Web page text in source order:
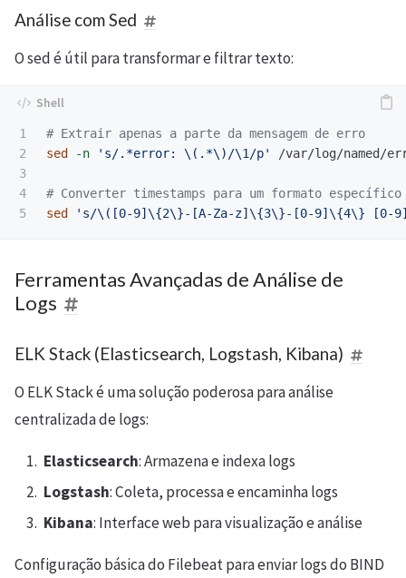
Análise com Sed
O sed é útil para transformar e filtrar texto:
1
2
3
4
# Extrair apenas a parte da mensagem de erro
sed
-n 's/.*error: \(.*\)/\1/p' /var/log/named/
# Converter timestamps para um formato específico
sed
's/\([0-9]\{2\}-[A-Za-z]\{3\}-[0-9]\{4\}
Ferramentas Avançadas de Análise de
Logs
ELK Stack (Elasticsearch, Logstash, Kibana)
O ELK Stack é uma solução poderosa para análise
centralizada de logs:
Elasticsearch: Armazena e indexa logs
Logstash: Coleta, processa e encaminha logs
Kibana: Interface web para visualização e análise
Configuração básica do Filebeat para enviar logs do BIND